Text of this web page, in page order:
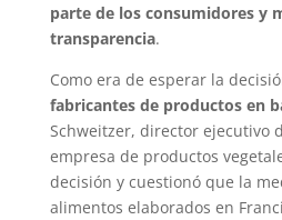
parte de los consumidores y
transparencia.
Como era de esperar la
fabricantes de productos en
Schweitzer, director ejecutivo
empresa de productos
decisión y cuestionó que la
alimentos elaborados en